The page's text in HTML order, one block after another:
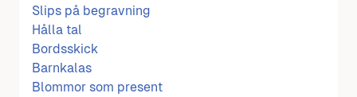
Slips på begravning
Hålla tal
Bordsskick
Barnkalas
Blommor som present